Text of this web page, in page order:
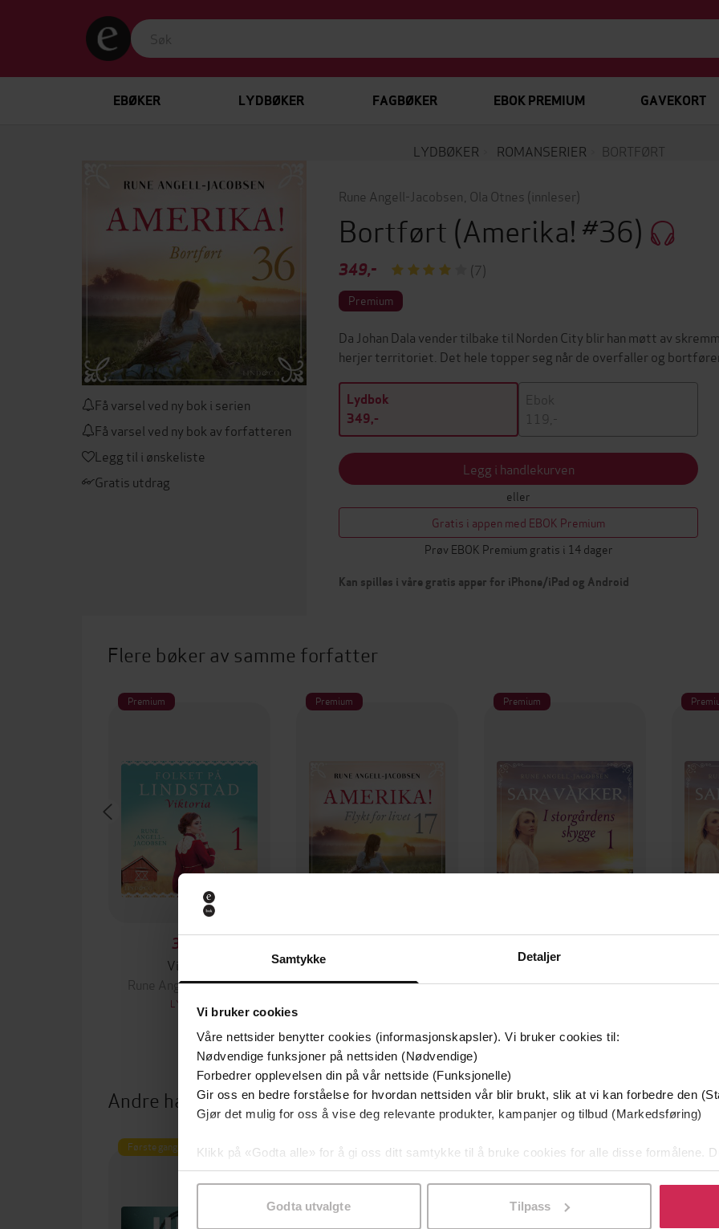
Samtykke Detaljer
Vi bruker cookies
Våre nettsider benytter cookies (informasjonskapsler). Vi bruker cookies til:
Nødvendige funksjoner på nettsiden (Nødvendige)
Forbedrer opplevelsen din på vår nettside (Funksjonelle)
Gir oss en bedre forståelse for hvordan nettsiden vår blir brukt, slik at vi kan forbedre den
Gjør det mulig for oss å vise deg relevante produkter, kampanjer og tilbud (Markedsføring)
Klikk på «Godta alle» for å gi oss ditt samtykke til å bruke cookies for alle disse formålene.
samtykke til spesifikke formål ved å klikke på «Tilpass». Du kan når som helst trekke
Godta utvalgte Tilpass
EBØKER LYDBØKER FAGBØKER EBOK PREMIUM GAVEKORT
LYDBØKER ROMANSERIER BORTFØRT
Få varsel ved ny bok i serien
Få varsel ved ny bok av forfatteren
Legg til i ønskeliste
Gratis utdrag
Rune Angell-Jacobsen Ola Otnes (innleser)
Bortført (Amerika! #36)
349,- (7)
Premium
Da Johan Dala vender tilbake til Norden City blir han møtt av
herjer territoriet. Det hele topper seg når de overfaller og
Lydbok
349,-
Ebok
119,-
Legg i handlekurven
eller
Gratis i appen med EBOK Premium
Prøv EBOK Premium gratis i 14 dager
Kan spilles i våre gratis apper for iPhone/iPad og Android
Flere bøker av samme forfatter
Premium
349,-
Viktoria
Rune Angell-Jacobsen
LYDBOK
Premium
Rune Angell-Jacobsen
Premium
I storgårdens skygge
Rune Angell-Jacobsen
Andre har også kjøpt
Første gang på tilbud
Premium
Premium